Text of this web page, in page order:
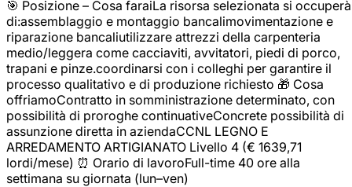
🎯 Posizione – Cosa faraiLa risorsa selezionata si occuperà
di:assemblaggio e montaggio bancalimovimentazione e
riparazione bancaliutilizzare attrezzi della carpenteria
medio/leggera come cacciaviti, avvitatori, piedi di porco,
trapani e pinze.coordinarsi con i colleghi per garantire il
processo qualitativo e di produzione richiesto 🎁 Cosa
offriamoContratto in somministrazione determinato, con
possibilità di proroghe continuativeConcrete possibilità di
assunzione diretta in aziendaCCNL LEGNO E
ARREDAMENTO ARTIGIANATO Livello 4 (€ 1639,71
lordi/mese) ⏰ Orario di lavoroFull-time 40 ore alla
settimana su giornata (lun–ven)